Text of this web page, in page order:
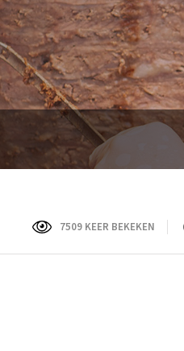
7509 KEER BEKEKEN